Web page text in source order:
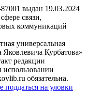
выдан 19.03.2024
связи,
коммуникаций
универсальная
Курбатова»
редакции
обязательна.
поддаться на уловки